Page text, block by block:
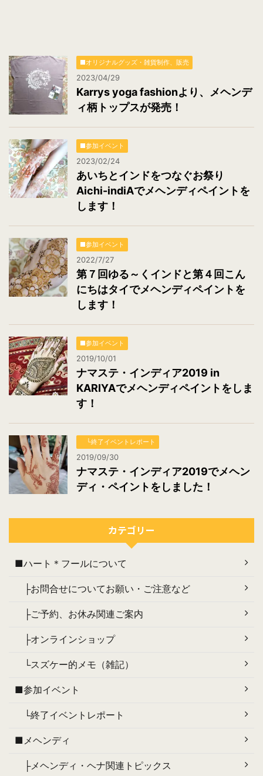
■オリジナルグッズ・雑貨制作、販売
2023/04/29
Karrys yoga fashionより、メヘンデ
ィ柄トップスが発売！
■参加イベント
2023/02/24
あいちとインドをつなぐお祭り
Aichi-indiAでメヘンディペイントを
します！
■参加イベント
2022/7/27
第７回ゆる～くインドと第４回こん
にちはタイでメヘンディペイントを
します！
■参加イベント
2019/10/01
ナマステ・インディア2019 in
KARIYAでメヘンディペイントをしま
す！
└終了イベントレポート
2019/09/30
ナマステ・インディア2019でメヘン
ディ・ペイントをしました！
カテゴリー
■ハート＊フールについて
├お問合せについてお願い・ご注意など
├ご予約、お休み関連ご案内
├オンラインショップ
└スズケー的メモ（雑記）
■参加イベント
└終了イベントレポート
■メヘンディ
├メヘンディ・ヘナ関連トピックス